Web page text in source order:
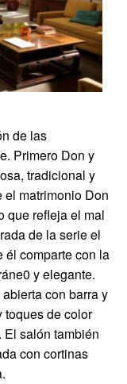
de las
Primero Don y
tradicional y
matrimonio Don
que refleja el mal
de la serie el
él comparte con la
y elegante.
con barra y
toques de color
salón también
con cortinas